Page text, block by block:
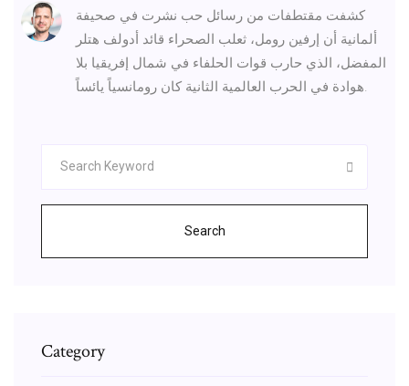
كشفت مقتطفات من رسائل حب نشرت في صحيفة
ألمانية أن إرفين رومل، ثعلب الصحراء قائد أدولف هتلر
المفضل، الذي حارب قوات الحلفاء في شمال إفريقيا بلا
هوادة في الحرب العالمية الثانية كان رومانسياً يائساً.
Search
Category